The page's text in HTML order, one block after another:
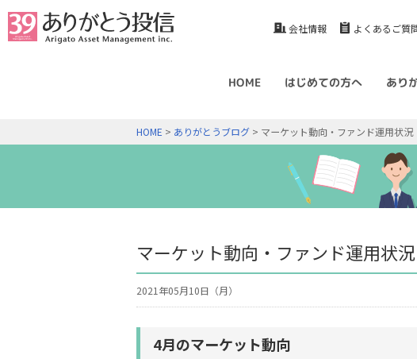
会社情報 よくあるご質
HOME はじめての方へ あり
HOME > ありがとうブログ > マーケット動向・ファンド運用状
マーケット動向・ファンド運用状
2021年05月10日（月）
4月のマーケット動向